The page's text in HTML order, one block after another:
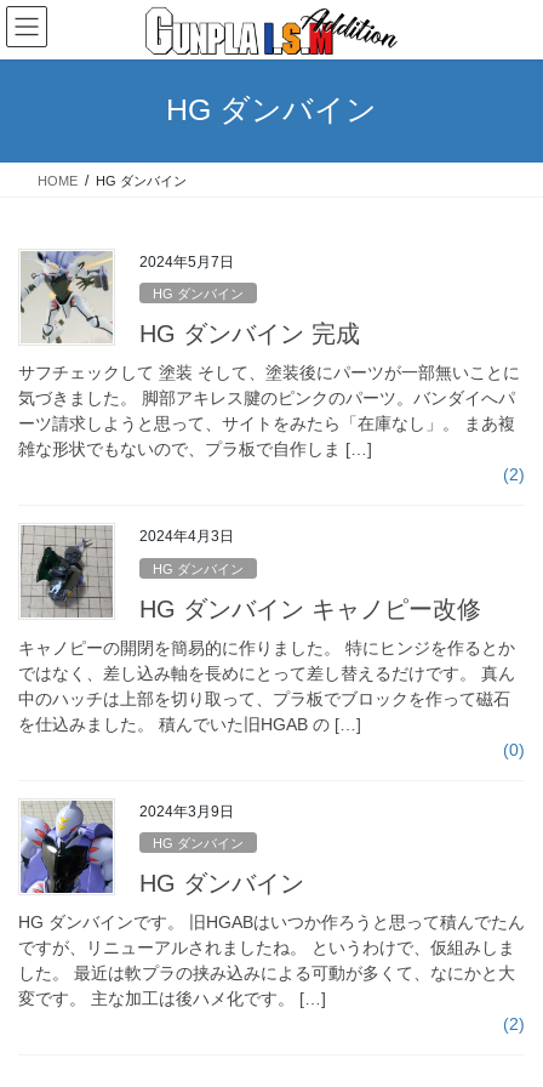
コ
ン
テ
ス
ナ
ビ
ゲ
ン
HG ダンバイン
HOME HG ダンバイン
2024年5月7日
HG ダンバイン
HG ダンバイン 完成
サフチェックして 塗装 そして、塗装後にパーツが一部無いことに
気づきました。 脚部アキレス腱のピンクのパーツ。バンダイへパ
ーツ請求しようと思って、サイトをみたら「在庫なし」。 まあ複
雑な形状でもないので、プラ板で自作しま […]
(2)
2024年4月3日
HG ダンバイン
HG ダンバイン キャノピー改修
キャノピーの開閉を簡易的に作りました。 特にヒンジを作るとか
ではなく、差し込み軸を長めにとって差し替えるだけです。 真ん
中のハッチは上部を切り取って、プラ板でブロックを作って磁石
を仕込みました。 積んでいた旧HGAB の […]
(0)
2024年3月9日
HG ダンバイン
HG ダンバイン
HG ダンバインです。 旧HGABはいつか作ろうと思って積んでたん
ですが、リニューアルされましたね。 というわけで、仮組みしま
した。 最近は軟プラの挟み込みによる可動が多くて、なにかと大
変です。 主な加工は後ハメ化です。 […]
(2)